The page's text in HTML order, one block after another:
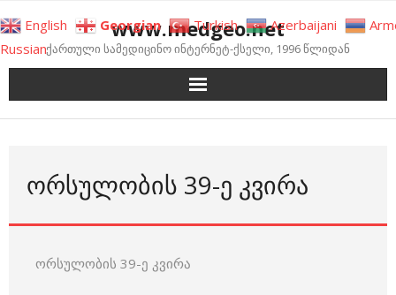
to
content
www.medgeo.net
ქართული სამედიცინო ინტერნეტ-ქსელი, 1996 წლიდან
ᲝᲠᲡᲣᲚᲝᲑᲘᲡ 39-Ე ᲙᲕᲘᲠᲐ
ორსულობის 39-ე კვირა
English Georgian Turkish Azerbaijani
Russian